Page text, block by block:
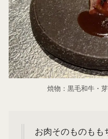
焼物：黒毛和牛・
お肉そのものもも